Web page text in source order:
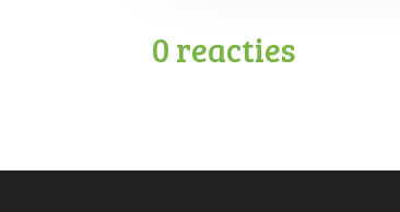
0 reacties